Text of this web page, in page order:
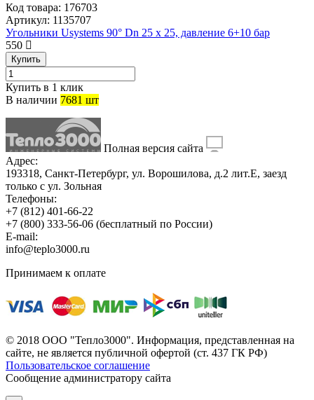
Код товара: 176703
Артикул: 1135707
Угольники Usystems 90° Dn 25 х 25, давление 6+10 бар
550
Купить
Купить в 1 клик
В наличии 7681 шт
Полная версия сайта
Адрес:
193318, Санкт-Петербург, ул. Ворошилова, д.2 лит.Е, заезд
только с ул. Зольная
Телефоны:
+7 (812) 401-66-22
+7 (800) 333-56-06 (бесплатный по России)
E-mail:
info@teplo3000.ru
Принимаем к оплате
© 2018 ООО "Тепло3000". Информация, представленная на
сайте, не является публичной офертой (ст. 437 ГК РФ)
Пользовательское соглашение
Сообщение администратору сайта